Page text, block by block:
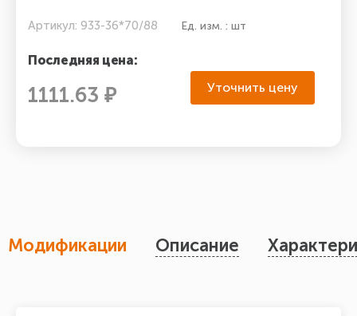
Артикул: 933-36*70/88 Ед. изм. : шт
Последняя цена:
1111.63 ₽ Уточнить цену
Модификации Описание